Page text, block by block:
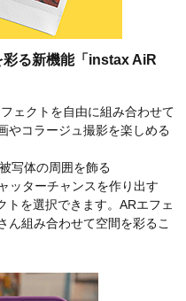
る新機能「instax AiR
ェクトを自由に組み合わせて
やコラージュ撮影を楽しめる
写体の周囲を飾る
ッターチャンスを作り出す
トを選択できます。ARエフェ
ん組み合わせて空間を彩るこ